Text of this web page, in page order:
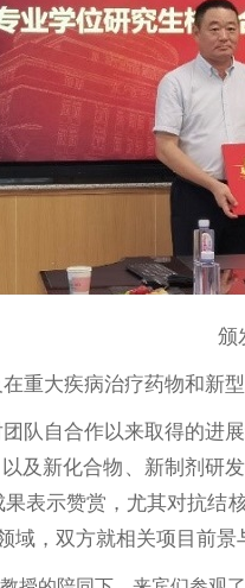
颁
重大疾病治疗药物和新
队自合作以来取得的进
及新化合物、新制剂
表示赞赏，尤其对抗
域，双方就相关项目前